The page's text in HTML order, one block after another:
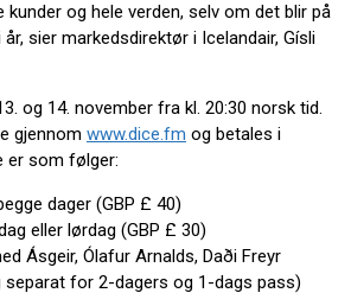
kunder og hele verden, selv om det blir på
sier markedsdirektør i Icelandair, Gísli
og 14. november fra kl. 20:30 norsk tid.
gjennom www.dice.fm og betales i
er som følger:
dager (GBP £ 40)
eller lørdag (GBP £ 30)
Ásgeir, Ólafur Arnalds, Daði Freyr
separat for 2-dagers og 1-dags pass)